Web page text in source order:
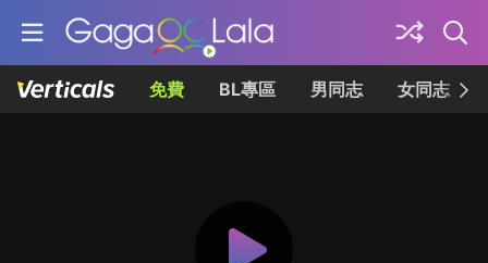
免費 BL專區 男同志 女同志